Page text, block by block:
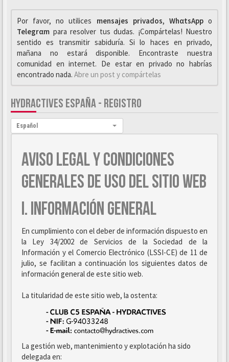
Por favor, no utilices mensajes privados, WhαtsAppo
Telegrαm para resolver tus dudas. ¡Compártelas! Nuestro
sentido es transmitir sabiduría. Si lo haces en privado,
mañana no estará disponible. Encontraste nuestra
comunidad en internet. De estar en privado no habrías
encontrado nada. Abre un post y compártelas
HYDRACTIVES ESPAÑA - REGISTRO
Idioma:
Español
AVISO LEGAL Y CONDICIONES
GENERALES DE USO DEL SITIO WEB
I. INFORMACIÓN GENERAL
En cumplimiento con el deber de información dispuesto en
la Ley 34/2002 de Servicios de la Sociedad de la
Información y el Comercio Electrónico (LSSI-CE) de 11 de
julio, se facilitan a continuación los siguientes datos de
información general de este sitio web.
La titularidad de este sitio web, la ostenta:
La gestión web, mantenimiento y explotación ha sido
delegada en: